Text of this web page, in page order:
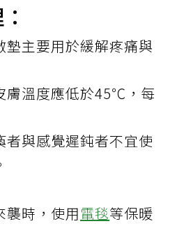
墊主要用於緩解疼痛與
膚溫度應低於45℃，每
者與感覺遲鈍者不宜使
襲時，使用電毯等保暖